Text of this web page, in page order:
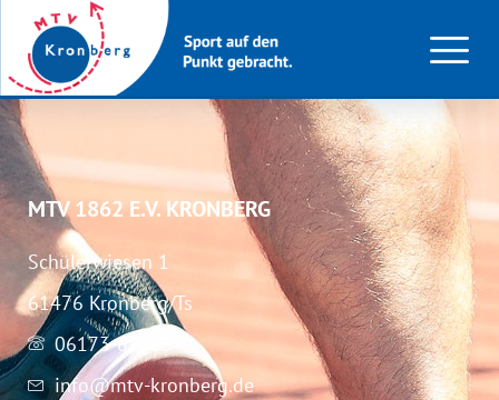
U12 (w)
MTV 1862 E.V. KRONBERG
Schülerwiesen 1
61476 Kronberg/Ts
06173-67283
info@mtv-kronberg.de